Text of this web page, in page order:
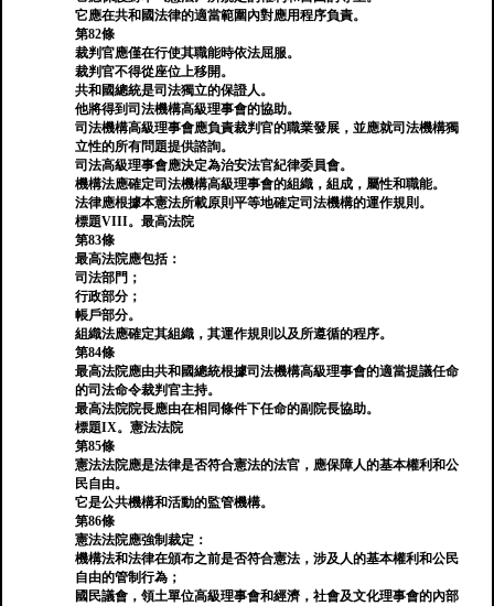
它應在共和國法律的適當範圍內對應用程序負責。
第82條
裁判官應僅在行使其職能時依法屈服。
裁判官不得從座位上移開。
共和國總統是司法獨立的保證人。
他將得到司法機構高級理事會的協助。
司法機構高級理事會應負責裁判官的職業發展，並應就司法機構獨
立性的所有問題提供諮詢。
司法高級理事會應決定為治安法官紀律委員會。
機構法應確定司法機構高級理事會的組織，組成，屬性和職能。
法律應根據本憲法所載原則平等地確定司法機構的運作規則。
標題VIII。最高法院
第83條
最高法院應包括：
司法部門；
行政部分；
帳戶部分。
組織法應確定其組織，其運作規則以及所遵循的程序。
第84條
最高法院應由共和國總統根據司法機構高級理事會的適當提議任命
的司法命令裁判官主持。
最高法院院長應由在相同條件下任命的副院長協助。
標題IX。憲法法院
第85條
憲法法院應是法律是否符合憲法的法官，應保障人的基本權利和公
民自由。
它是公共機構和活動的監管機構。
第86條
憲法法院應強制裁定：
機構法和法律在頒布之前是否符合憲法，涉及人的基本權利和公民
自由的管制行為；
國民議會，領土單位高級理事會和經濟，社會及文化理事會的內部